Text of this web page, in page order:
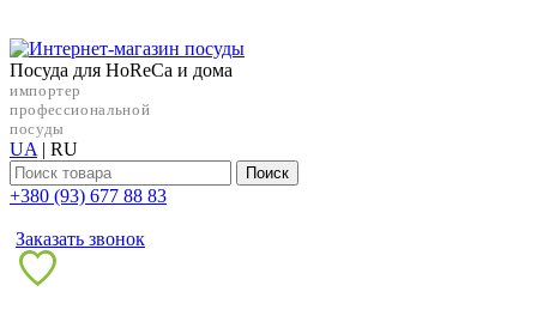
Посуда для HoReCa и дома
импортер
профессиональной
посуды
UA | RU
Поиск
+38‎0 (93) 677 88 83
Заказать звонок